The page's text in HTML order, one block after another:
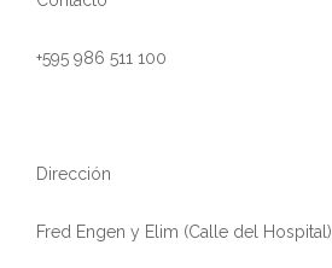
+595 986 511 100
Dirección
Fred Engen y Elim (Calle del Hospital)